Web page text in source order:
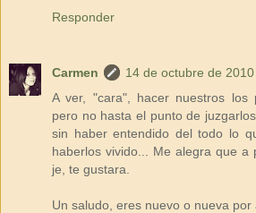
Responder
Carmen
14 de octubre de
A ver, "cara", hacer nuestros los
pero no hasta el punto de
sin haber entendido del todo lo
haberlos vivido... Me alegra que a
je, te gustara.
Un saludo, eres nuevo o nueva por